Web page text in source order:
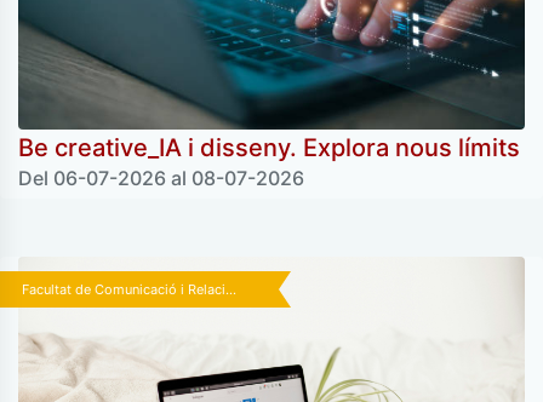
Be creative_IA i disseny. Explora nous límits
Del 06-07-2026 al 08-07-2026
Facultat de Comunicació i Relaci...